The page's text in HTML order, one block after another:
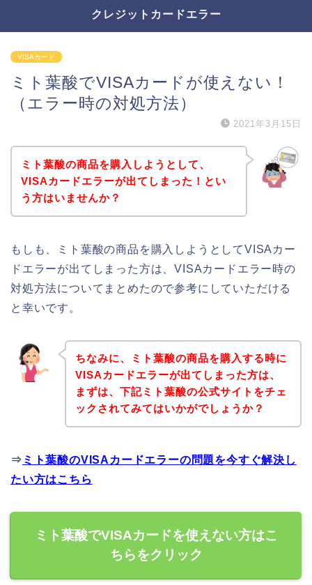
クレジットカードエラー
VISAカード
ミト葉酸でVISAカードが使えない！
（エラー時の対処方法）
2021年3月15日
ミト葉酸の商品を購入しようとして、
VISAカードエラーが出てしまった！とい
う方はいませんか？
もしも、ミト葉酸の商品を購入しようとしてVISAカー
ドエラーが出てしまった方は、VISAカードエラー時の
対処方法についてまとめたので参考にしていただける
と幸いです。
ちなみに、ミト葉酸の商品を購入する時に
VISAカードエラーが出てしまった方は、
まずは、下記ミト葉酸の公式サイトをチェ
ックされてみてはいかがでしょうか？
⇒ ミト葉酸のVISAカードエラーの問題を今すぐ解決し
たい方はこちら
ミト葉酸でVISAカードを使えない方はこ
ちらをクリック